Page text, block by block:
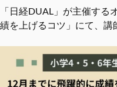
「日経DUAL」が主催す
績を上げるコツ」にて、講